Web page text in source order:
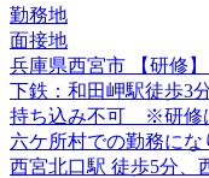
勤務地
面接地
兵庫県西宮市 【研修
下鉄：和田岬駅徒歩
持ち込み不可 ※研修
六ケ所村での勤務にな
西宮北口駅 徒歩5分、